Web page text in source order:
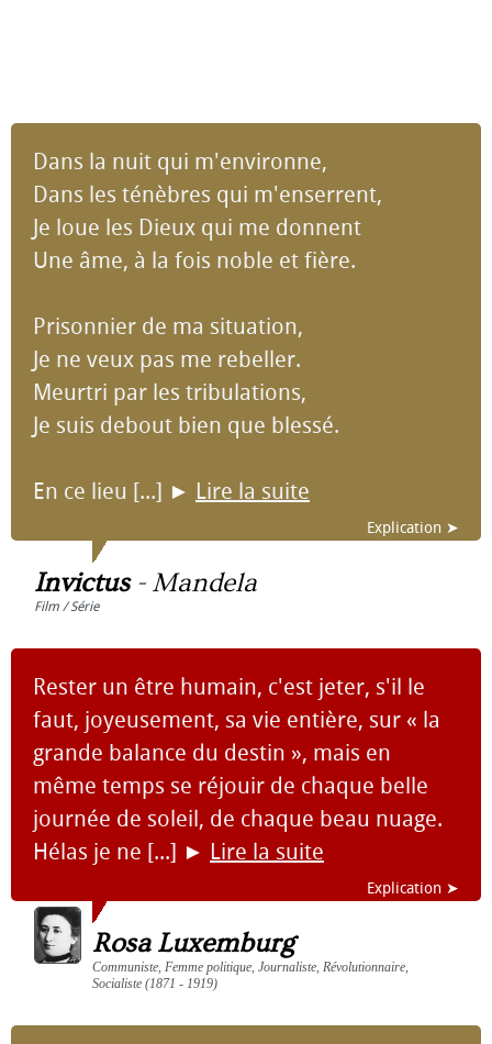
Dans la nuit qui m'environne,
Dans les ténèbres qui m'enserrent,
Je loue les Dieux qui me donnent
Une âme, à la fois noble et fière.
Prisonnier de ma situation,
Je ne veux pas me rebeller.
Meurtri par les tribulations,
Je suis debout bien que blessé.
En ce lieu [...] ► Lire la suite
Explication ➤
Invictus- Mandela
Film / Série
Rester un être humain, c'est jeter, s'il le
faut, joyeusement, sa vie entière, sur « la
grande balance du destin », mais en
même temps se réjouir de chaque belle
journée de soleil, de chaque beau nuage.
Hélas je ne [...] ► Lire la suite
Explication ➤
Rosa Luxemburg
Communiste, Femme politique, Journaliste, Révolutionnaire,
Socialiste (1871 - 1919)